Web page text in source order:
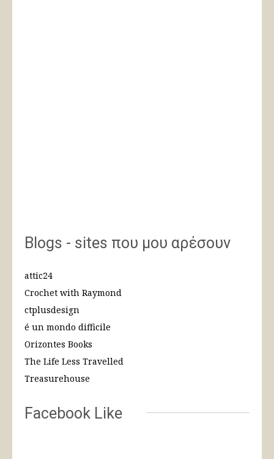
Blogs - sites που μου αρέσουν
attic24
Crochet with Raymond
ctplusdesign
é un mondo difficile
Orizontes Books
The Life Less Travelled
Treasurehouse
Facebook Like